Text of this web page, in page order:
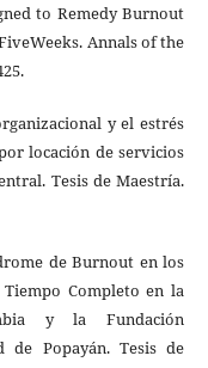
to Remedy Burnout
Annals of the
y el estrés
locación de servicios
Tesis de Maestría.
de Burnout en los
Completo en la
y la Fundación
de Popayán. Tesis de